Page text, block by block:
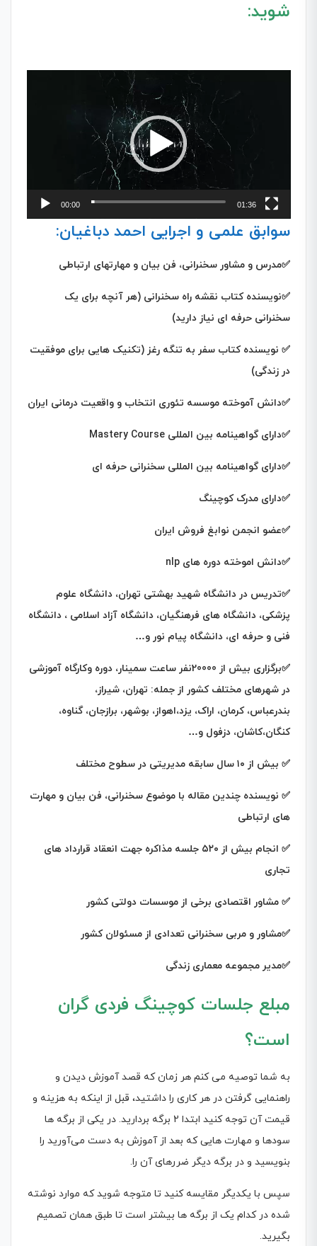
شوید:
00:00 01:36
سوابق علمی و اجرایی احمد دباغیان:
✅مدرس و مشاور سخنرانی، فن بیان و مهارتهای ارتباطی
✅نویسنده کتاب نقشه راه سخنرانی (هر آنچه برای یک
سخنرانی حرفه ای نیاز دارید)
✅ نویسنده کتاب سفر به تنگه رغز (تکنیک هایی برای موفقیت
در زندگی)
✅دانش آموخته موسسه تئوری انتخاب و واقعیت درمانی ایران
✅دارای گواهینامه بین المللی Mastery Course
✅دارای گواهینامه بین المللی سخنرانی حرفه ای
✅دارای مدرک کوچینگ
✅عضو انجمن نوابغ فروش ایران
✅دانش اموخته دوره های nlp
✅تدریس در دانشگاه شهید بهشتی تهران، دانشگاه علوم
پزشکی، دانشگاه های فرهنگیان، دانشگاه آزاد اسلامی ، دانشگاه
فنی و حرفه ای، دانشگاه پیام نور و…
✅
برگزاری بیش از 20000نفر ساعت سمینار، دوره وکارگاه آموزشی
در شهرهای مختلف کشور از جمله: تهران، شیراز،
بندرعباس،کرمان، اراک، یزد،اهواز، بوشهر، برازجان، گناوه،
کنگان،کاشان، دزفول و…
✅ بیش از ۱۰ سال سابقه مدیریتی در سطوح مختلف
✅ نویسنده چندین مقاله با موضوع سخنرانی، فن بیان و مهارت
های ارتباطی
✅
انجام بیش از ۵۲۰ جلسه مذاکره جهت انعقاد قرارداد های
تجاری
✅ مشاور اقتصادی برخی از موسسات دولتی کشور
✅مشاور و مربی سخنرانی تعدادی از مسئولان کشور
✅مدیر مجموعه معماری زندگی
مبلع جلسات کوچینگ فردی گران
است؟
به شما توصیه می کنم هر زمان که قصد آموزش دیدن و
راهنمایی گرفتن در هر کاری را داشتید، قبل از اینکه به هزینه و
قیمت آن توجه کنید ابتدا 2 برگه بردارید. در یکی از برگه ها
سودها و مهارت هایی که بعد از آموزش به دست می‌آورید را
بنویسید و در برگه دیگر ضررهای آن را.
سپس با یکدیگر مقایسه کنید تا متوجه شوید که موارد نوشته
شده در کدام یک از برگه ها بیشتر است تا طبق همان تصمیم
بگیرید.